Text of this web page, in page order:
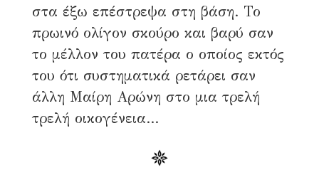
στα έξω επέστρεψα στη βάση. Το
πρωινό ολίγον σκούρο και βαρύ σαν
το μέλλον του πατέρα ο οποίος εκτός
του ότι συστηματικά ρετάρει σαν
άλλη Μαίρη Αρώνη στο μια τρελή
τρελή οικογένεια...